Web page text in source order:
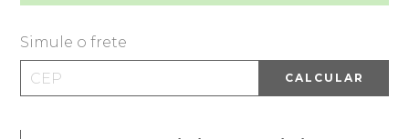
Simule o frete
CALCULAR